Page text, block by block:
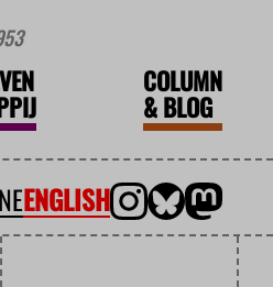
COLUMN
&BLOG
ENGLISH